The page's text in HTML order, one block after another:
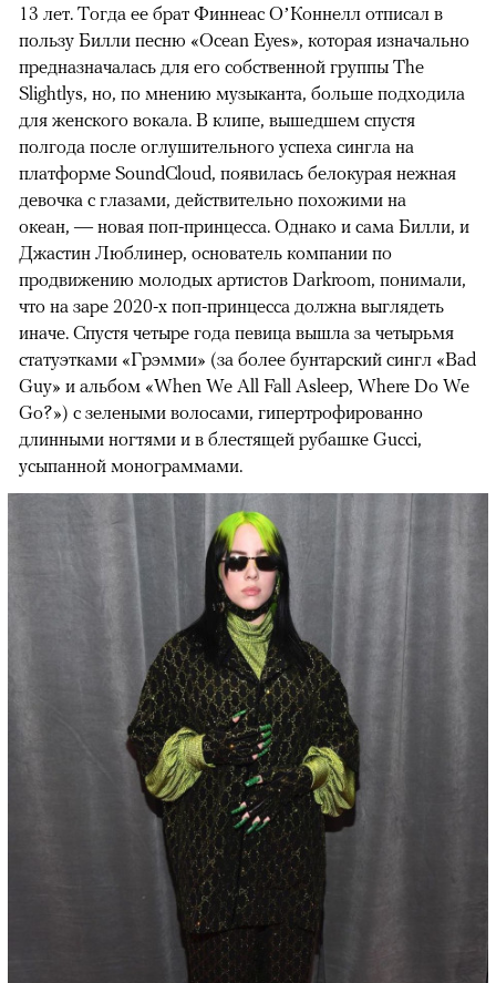
13 лет. Тогда ее брат Финнеас О’Коннелл отписал в
пользу Билли песню «Ocean Eyes», которая изначально
предназначалась для его собственной группы The
Slightlys, но, по мнению музыканта, больше подходила
для женского вокала. В клипе, вышедшем спустя
полгода после оглушительного успеха сингла на
платформе SoundCloud, появилась белокурая нежная
девочка с глазами, действительно похожими на
океан, — новая поп-принцесса. Однако и сама Билли, и
Джастин Люблинер, основатель компании по
продвижению молодых артистов Darkroom, понимали,
что на заре 2020-х поп-принцесса должна выглядеть
иначе. Спустя четыре года певица вышла за четырьмя
статуэтками «Грэмми» (за более бунтарский сингл «Bad
Guy» и альбом «When We All Fall Asleep, Where Do We
Go?») с зелеными волосами, гипертрофированно
длинными ногтями и в блестящей рубашке Gucci,
усыпанной монограммами.